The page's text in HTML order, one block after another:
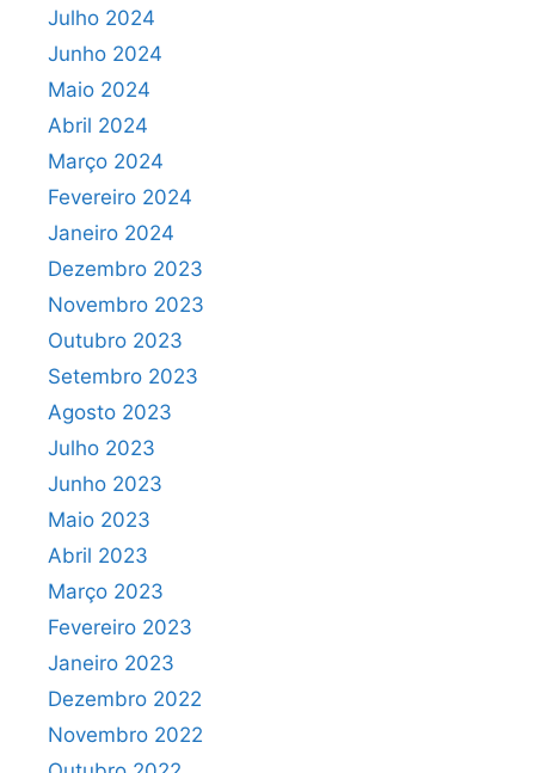
Julho 2024
Junho 2024
Maio 2024
Abril 2024
Março 2024
Fevereiro 2024
Janeiro 2024
Dezembro 2023
Novembro 2023
Outubro 2023
Setembro 2023
Agosto 2023
Julho 2023
Junho 2023
Maio 2023
Abril 2023
Março 2023
Fevereiro 2023
Janeiro 2023
Dezembro 2022
Novembro 2022